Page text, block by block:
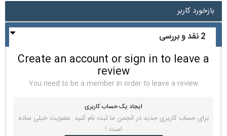
بازخورد کاربر
2 نقد و بررسی
Create an account or sign in to leave a
review
You need to be a member in order to leave a review
ایجاد یک حساب کاربری
برای حساب کاربری جدید در انجمن ما ثبت نام کنید. عضویت خیلی ساده
است !